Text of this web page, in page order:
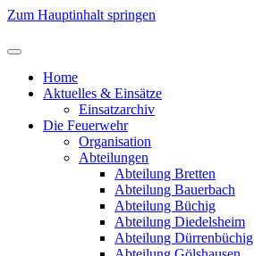
Zum Hauptinhalt springen
Home
Aktuelles & Einsätze
Einsatzarchiv
Die Feuerwehr
Organisation
Abteilungen
Abteilung Bretten
Abteilung Bauerbach
Abteilung Büchig
Abteilung Diedelsheim
Abteilung Dürrenbüchig